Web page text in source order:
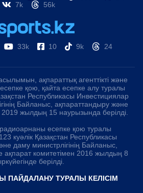
7k
56k
33k 10 9k 24
ақпараттық агенттікті және
қою, қайта есепке алу туралы
Республикасы Инвестициялар
Байланыс, ақпараттандыру және
2019 жылдың 15 наурызында берілді.
есепке қою туралы
куәлік Қазақстан Республикасы
даму министрлігінің Байланыс,
ақпарат комитетімен 2016 жылдың 8
берілді.
ПАЙДАЛАНУ ТУРАЛЫ КЕЛІСІМ